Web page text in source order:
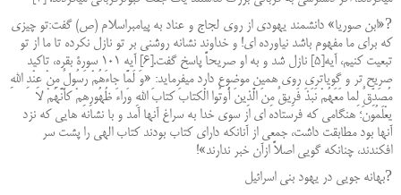
?«ابن صوریا» دانشمند یهودى از روى لجاج و عناد به پیامبراسلام (ص) گفت:تو چیزى
که براى ما مفهوم باشد نیاورده اى! و خداوند نشانه روشنى بر تو نازل نکرده تا ما از تو
تبعیت کنیم، آیه[۵] نازل شد و به او صریحاً پاسخ گفت.[۶] آیه ۱۰۱ سورۀ بقره، تاکید
صریح تر و گویاترى روى همین موضوع دارد میفرماید: «وَ لَمَّا جاءَهُمْ رَسُولٌ مِنْ عِنْدِ اللهِ
مُصَدِّقٌ لِما مَعَهُمْ نَبَذَ فَرِیقٌ مِنَ الَّذِینَ أُوتُوا الْکتابَ کتابَ اللهِ وَراءَ ظُهُورِهِمْ کأَنَّهُمْ لا
یعْلَمُونَ؛ هنگامى که فرستاده اى از سوى خدا به سراغ آنها آمد و با نشانه هایى که نزد
آنها بود مطابقت داشت، جمعى از آنانکه داراى کتاب بودند کتاب الهى را پشت سر
افکندند، چنانکه گویى اصلاً ازآن خبر ندارند»!
?بهانه جویی در یهود بنى اسرائیل